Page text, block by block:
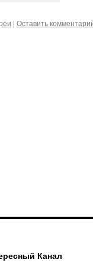
| Оставить
Канал